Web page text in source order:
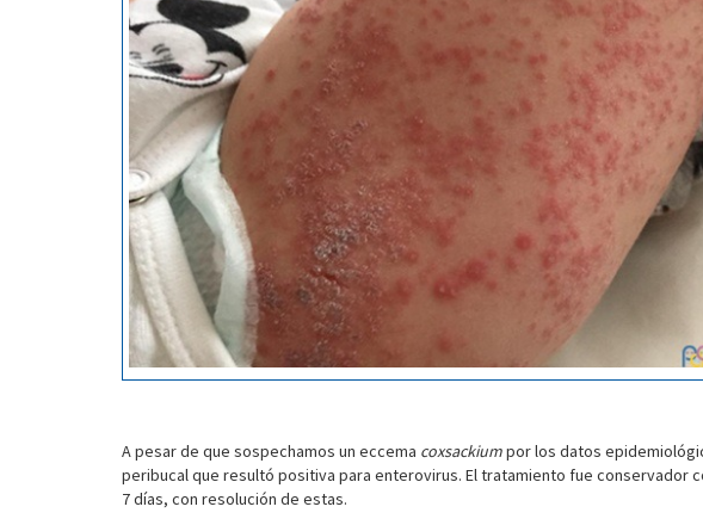
A pesar de que sospechamos un eccema coxsackiumpor los datos
peribucal que resultó positiva para enterovirus. El tratamiento fue
7 días, con resolución de estas.